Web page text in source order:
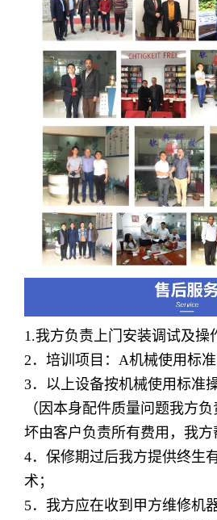
1.我方负责上门安装调试及操
2 ．培训项目： A机械使用标准
3．以上设备按机械使用标准
（因本身配件质量问题我方
坏由客户负责所有费用，我方
4．保修期过后我方提供终生
术；
5．我方应在收到甲方维修机